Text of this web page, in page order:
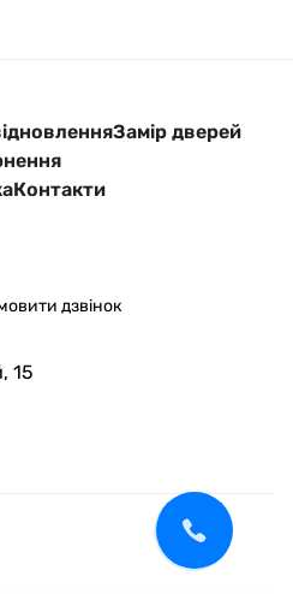
Замір дверей
Контакти
дзвінок
15